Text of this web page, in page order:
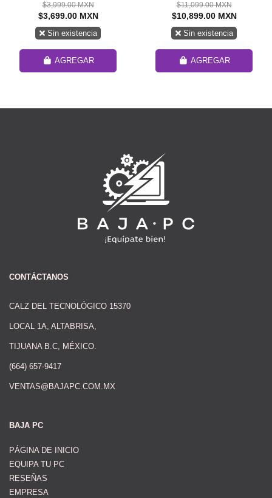
256GB DDR5, HDMI para
$3,999.00 MXN
$3,699.00 MXN
Sin existencia
AGREGAR
Core™ Ultra Series 2
7XM.2 / Thunderbolt™ 4 /
ROG STRIX Z890-E
$11,099.00 MXN
$10,899.00 MXN
Sin existencia
AGREGAR
CONTÁCTANOS
CALZ DEL TECNOLÓGICO 15370
LOCAL 1A, ALTABRISA,
TIJUANA B.C, MÉXICO.
(664) 657-9417
VENTAS@BAJAPC.COM.MX
BAJA PC
PÁGINA DE INICIO
EQUIPA TU PC
RESEÑAS
EMPRESA